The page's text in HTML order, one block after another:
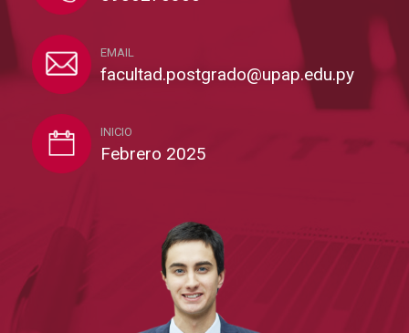
EMAIL
facultad.postgrado@upap.edu.py
INICIO
Febrero 2025